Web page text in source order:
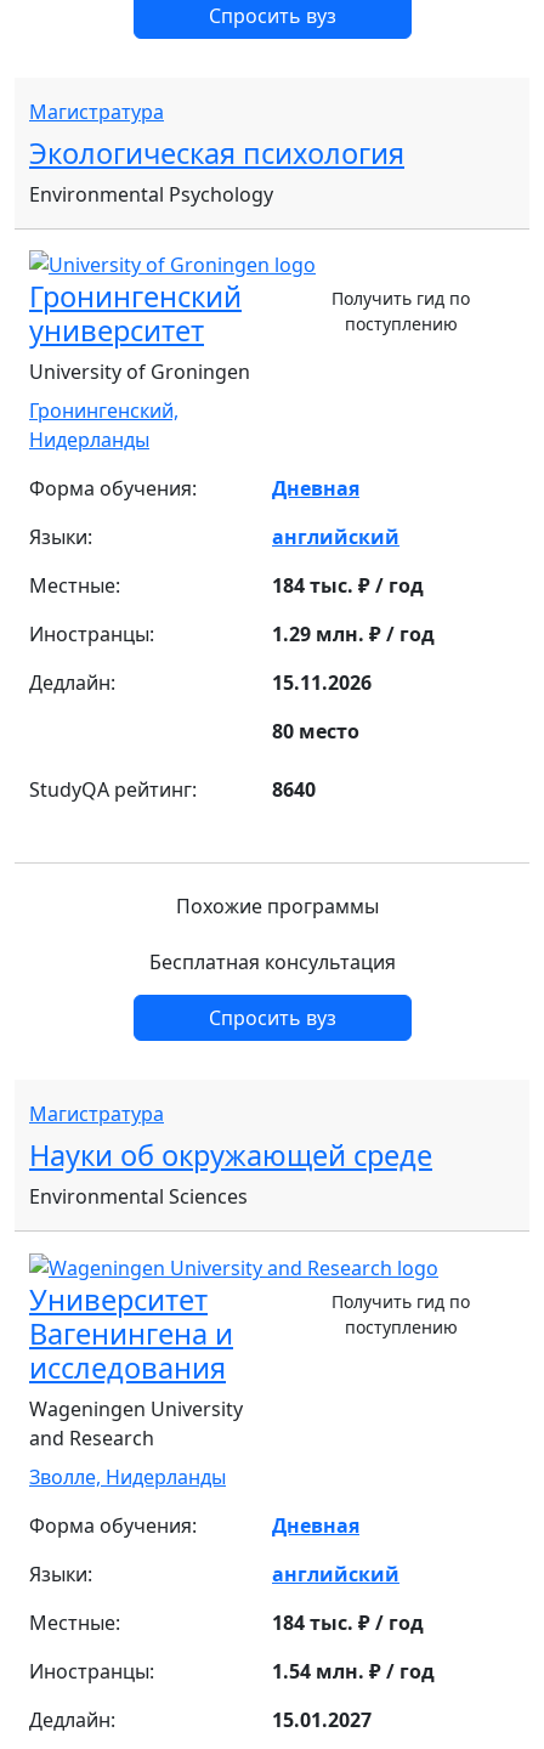
Спросить вуз
Магистратура
Экологическая психология
Environmental Psychology
Гронингенский
университет
University of Groningen
Гронингенский,
Нидерланды
Получить гид по
поступлению
Форма обучения:
Дневная
Языки:
английский
Местные:
184 тыс. ₽ / год
Иностранцы:
1.29 млн. ₽ / год
Дедлайн:
15.11.2026
80 место
StudyQA рейтинг: 8640
Похожие программы
Бесплатная консультация
Спросить вуз
Магистратура
Науки об окружающей среде
Environmental Sciences
Университет
Вагенингена и
исследования
Wageningen University
and Research
Зволле, Нидерланды
Получить гид по
поступлению
Форма обучения:
Дневная
Языки:
английский
Местные:
184 тыс. ₽ / год
Иностранцы:
1.54 млн. ₽ / год
Дедлайн:
15.01.2027